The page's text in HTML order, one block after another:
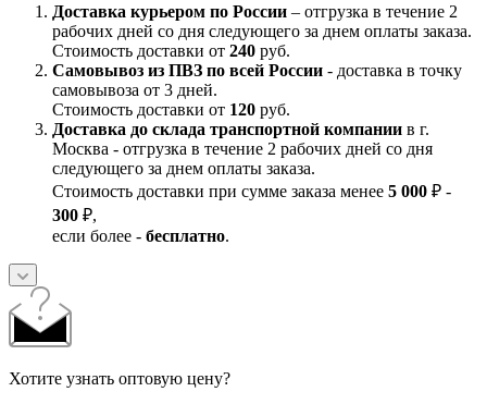
Доставка курьером по России – отгрузка в течение 2
рабочих дней со дня следующего за днем оплаты заказа.
Стоимость доставки от 240 руб.
Самовывоз из ПВЗ по всей России - доставка в точку
самовывоза от 3 дней.
Стоимость доставки от 120 руб.
Доставка до склада транспортной компании в г.
Москва - отгрузка в течение 2 рабочих дней со дня
следующего за днем оплаты заказа.
Стоимость доставки при сумме заказа менее 5 000 ₽ -
300 ₽,
если более - бесплатно.
Хотите узнать оптовую цену?